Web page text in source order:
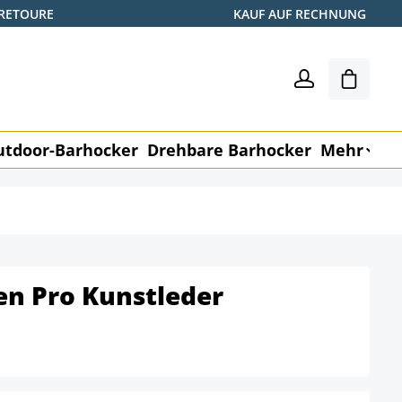
KAUF AUF RECHNUNG
Barhocker Drehbare Barhocker Mehr
Pro Kunstleder